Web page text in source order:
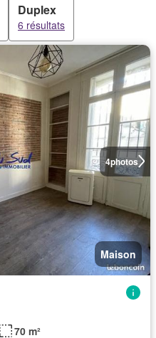
Duplex
6 résultats
4photos
Maison
70 m²